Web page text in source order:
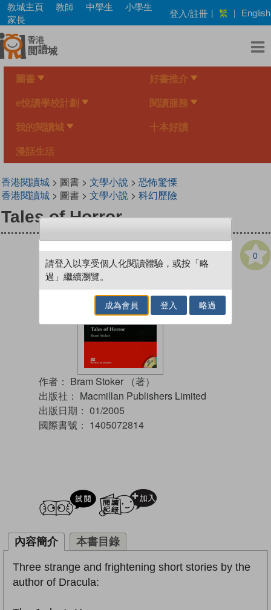
Skip
main
content
教城主頁 教師 中學生
小學生
家長
登入/註冊 | 繁 | English
圖書 好書推介
e悅讀學校計劃 閱讀服務
我的閱讀城 十本好讀
漫話生活
香港閱讀城> 圖書 > 文學小說 > 恐怖驚慄
香港閱讀城> 圖書 > 文學小說 > 科幻歷險
Tales of Horror
0
作者： Bram Stoker （著）
出版社： Macmillan Publishers Limited
出版日期： 01/2005
國際書號： 1405072814
試閲
內容簡介 本書目錄
Three strange and frightening short stories by the
author of Dracula:
請登入以享受個人化閱讀體驗，或按「略
過」繼續瀏覽。
成為會員 登入 略過